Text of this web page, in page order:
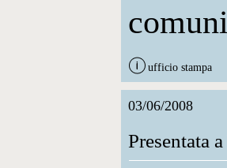
ufficio stampa
03/06/2008
Presentata